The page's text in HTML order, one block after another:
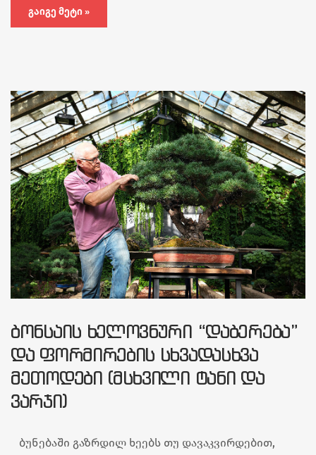
ᲒᲐᲘᲒᲔ ᲛᲔᲢᲘ »
ᲑᲝᲜᲡᲐᲘᲡ ᲮᲔᲚᲝᲕᲜᲣᲠᲘ “ᲓᲐᲑᲔᲠᲔᲑᲐ”
ᲓᲐ ᲤᲝᲠᲛᲘᲠᲔᲑᲘᲡ ᲡᲮᲕᲐᲓᲐᲡᲮᲕᲐ
ᲛᲔᲗᲝᲓᲔᲑᲘ (ᲛᲡᲮᲕᲘᲚᲘ ᲢᲐᲜᲘ ᲓᲐ
ᲕᲐᲠᲯᲘ)
ბუნებაში გაზრდილ ხეებს თუ დავაკვირდებით,